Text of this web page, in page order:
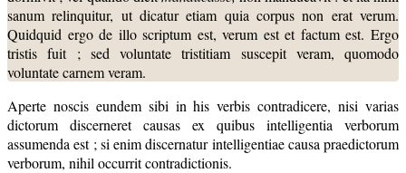
sanum relinquitur, ut dicatur etiam quia corpus non erat verum.
Quidquid ergo de illo scriptum est, verum est et factum est. Ergo
tristis fuit ; sed voluntate tristitiam suscepit veram, quomodo
voluntate carnem veram.
Aperte noscis eundem sibi in his verbis contradicere, nisi varias
dictorum discerneret causas ex quibus intelligentia verborum
assumenda est ; si enim discernatur intelligentiae causa praedictorum
verborum, nihil occurrit contradictionis.